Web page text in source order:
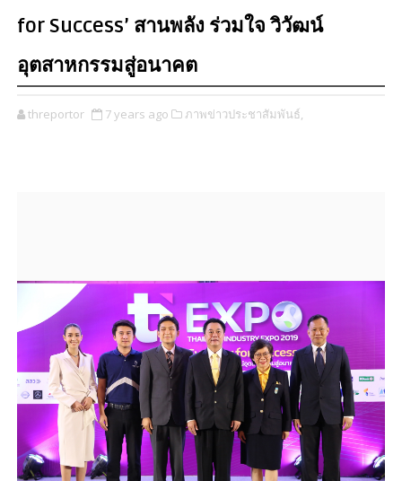
for Success’ สานพลัง ร่วมใจ วิวัฒน์
อุตสาหกรรมสู่อนาคต
threportor 7 years ago ภาพข่าวประชาสัมพันธ์,